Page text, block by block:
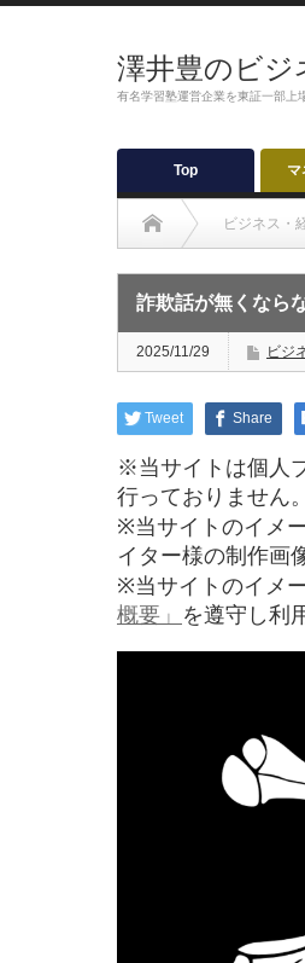
澤井豊のビジ
有名学習塾運営企業を東証一部上
Top マ
ビジネス・
詐欺話が無くなら
2025/11/29 ビジ
Tweet Share
※当サイトは個人
行っておりません。
※当サイトのイメ
イター様の制作画
※当サイトのイメ
概要」 を遵守し利